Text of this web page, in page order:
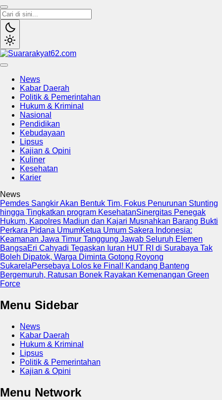
News
Kabar Daerah
Politik & Pemerintahan
Hukum & Kriminal
Nasional
Pendidikan
Kebudayaan
Lipsus
Kajian & Opini
Kuliner
Kesehatan
Karier
News
Pemdes Sangkir Akan Bentuk Tim, Fokus Penurunan Stunting
hingga Tingkatkan program KesehatanSinergitas Penegak
Hukum, Kapolres Madiun dan Kajari Musnahkan Barang Bukti
Perkara Pidana UmumKetua Umum Sakera Indonesia:
Keamanan Jawa Timur Tanggung Jawab Seluruh Elemen
BangsaEri Cahyadi Tegaskan Iuran HUT RI di Surabaya Tak
Boleh Dipatok, Warga Diminta Gotong Royong
SukarelaPersebaya Lolos ke Final! Kandang Banteng
Bergemuruh, Ratusan Bonek Rayakan Kemenangan Green
Force
Menu Sidebar
News
Kabar Daerah
Hukum & Kriminal
Lipsus
Politik & Pemerintahan
Kajian & Opini
Menu Network